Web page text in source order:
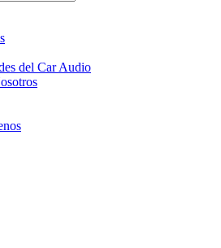
del Car Audio